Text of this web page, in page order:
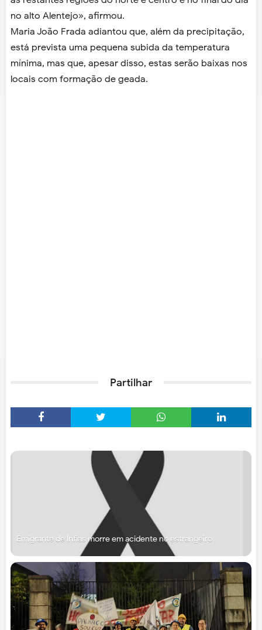
no alto Alentejo», afirmou.
Maria João Frada adiantou que, além da precipitação,
está prevista uma pequena subida da temperatura
mínima, mas que, apesar disso, estas serão baixas nos
locais com formação de geada.
Partilhar
Emigrante de Infias morre em acidente no estrangeiro